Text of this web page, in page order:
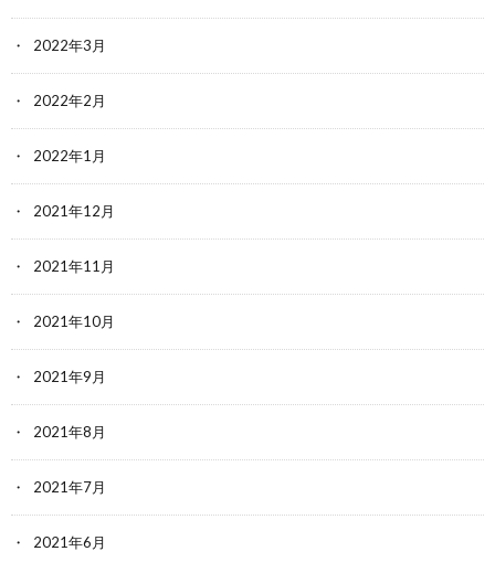
2022年3月
2022年2月
2022年1月
2021年12月
2021年11月
2021年10月
2021年9月
2021年8月
2021年7月
2021年6月